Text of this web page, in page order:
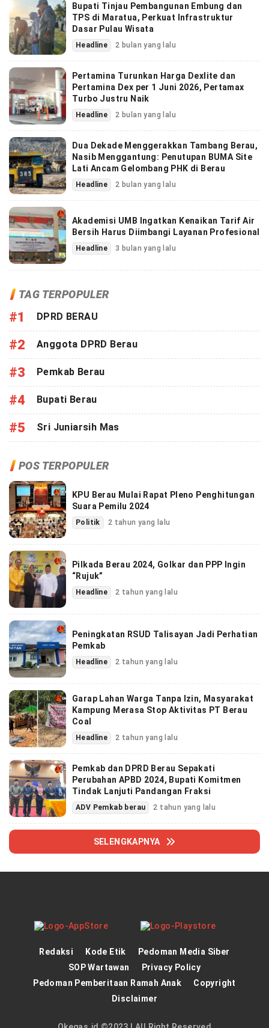
Bupati Tinjau Pembangunan Embung dan
TPS di Maratua, Perkuat Infrastruktur
Dasar Pulau Wisata
Headline 2 bulan yang lalu
Pertamina Turunkan Harga Dexlite dan
Pertamina Dex per 1 Juni 2026, Pertamax
Turbo Justru Naik
Headline 2 bulan yang lalu
Dua Dekade Menggerakkan Tambang Berau,
Nasib Menggantung: Penutupan BUMA Site
Lati Ancam Gelombang PHK di Berau
Headline 2 bulan yang lalu
Akademisi UMB Ingatkan Kenaikan Tarif Air
Bersih Harus Diimbangi Layanan Profesional
Headline 3 bulan yang lalu
TAG TERPOPULER
#1 DPRD BERAU
#2 Anggota DPRD Berau
#3 Pemkab Berau
#4 Bupati Berau
#5 Sri Juniarsih Mas
POS TERPOPULER
KPU Berau Mulai Rapat Pleno Penghitungan
Suara Pemilu 2024
Politik 2 tahun yang lalu
Pilkada Berau 2024, Golkar dan PPP Ingin
“Rujuk”
Headline 2 tahun yang lalu
Peningkatan RSUD Talisayan Jadi Perhatian
Pemkab
Headline 2 tahun yang lalu
Garap Lahan Warga Tanpa Izin, Masyarakat
Kampung Merasa Stop Aktivitas PT Berau
Coal
Headline 2 tahun yang lalu
Pemkab dan DPRD Berau Sepakati
Perubahan APBD 2024, Bupati Komitmen
Tindak Lanjuti Pandangan Fraksi
ADV Pemkab berau 2 tahun yang lalu
SELENGKAPNYA
Redaksi Kode Etik
Pedoman Media Siber
SOP Wartawan
Privacy Policy
Pedoman Pemberitaan Ramah Anak
Copyright
Disclaimer